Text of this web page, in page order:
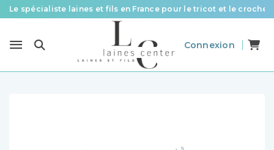
Le spécialiste laines et fils en France pour le tricot et le crochet
Livraison offerte à partir de 58 € d’achat
Connexion